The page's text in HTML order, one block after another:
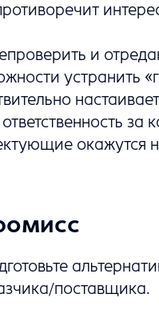
и
устранить
за
окажутся
поставщика.